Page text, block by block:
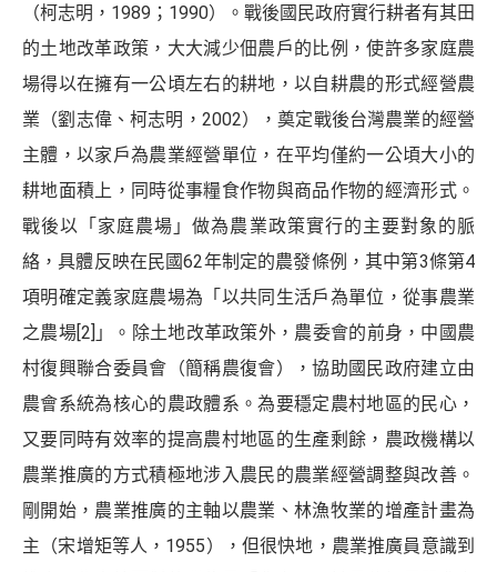
（柯志明，1989；1990）。戰後國民政府實行耕者有其田
的土地改革政策，大大減少佃農戶的比例，使許多家庭農
場得以在擁有一公頃左右的耕地，以自耕農的形式經營農
業（劉志偉、柯志明，2002），奠定戰後台灣農業的經營
主體，以家戶為農業經營單位，在平均僅約一公頃大小的
耕地面積上，同時從事糧食作物與商品作物的經濟形式。
戰後以「家庭農場」做為農業政策實行的主要對象的脈
絡，具體反映在民國62年制定的農發條例，其中第3條第4
項明確定義家庭農場為「以共同生活戶為單位，從事農業
之農場[2] 」。除土地改革政策外，農委會的前身，中國農
村復興聯合委員會（簡稱農復會），協助國民政府建立由
農會系統為核心的農政體系。為要穩定農村地區的民心，
又要同時有效率的提高農村地區的生產剩餘，農政機構以
農業推廣的方式積極地涉入農民的農業經營調整與改善。
剛開始，農業推廣的主軸以農業、林漁牧業的增產計畫為
主（宋增矩等人，1955），但很快地，農業推廣員意識到